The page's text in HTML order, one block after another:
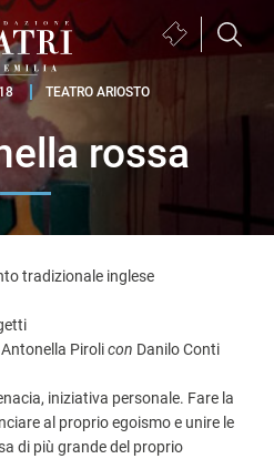
Biglietteria
(si
una
finestra)
TEATRO ARIOSTO
rossa
tradizionale inglese
Pirolicon Danilo Conti
iniziativa personale. Fare la
al proprio egoismo e unire le
di più grande del proprio